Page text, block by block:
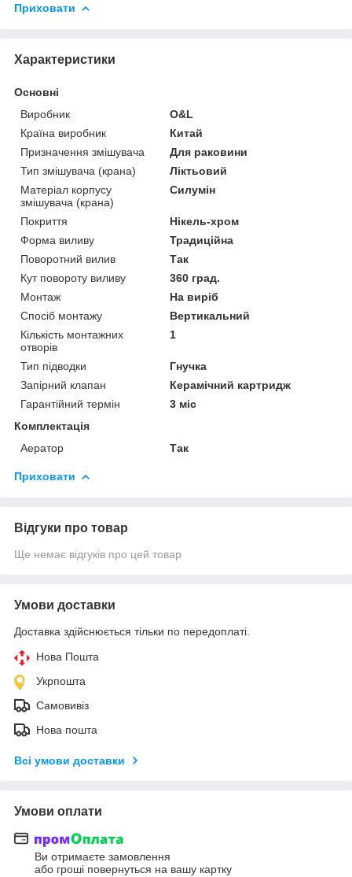
Приховати
Характеристики
Основні
Виробник
O&L
Країна виробник
Китай
Призначення змішувача
Для раковини
Тип змішувача (крана)
Ліктьовий
Матеріал корпусу
змішувача (крана)
Силумін
Покриття
Нікель-хром
Форма виливу
Традиційна
Поворотний вилив
Так
Кут повороту виливу
360 град.
Монтаж
На виріб
Спосіб монтажу
Вертикальний
Кількість монтажних
отворів
1
Тип підводки
Гнучка
Запірний клапан
Керамічний картридж
Гарантійний термін
3 міс
Комплектація
Аератор
Так
Приховати
Відгуки про товар
Ще немає відгуків про цей товар
Умови доставки
Доставка здійснюється тільки по передоплаті.
Нова Пошта
Укрпошта
Самовивіз
Нова пошта
Всі умови доставки
Умови оплати
Ви отримаєте замовлення
або гроші повернуться на вашу картку